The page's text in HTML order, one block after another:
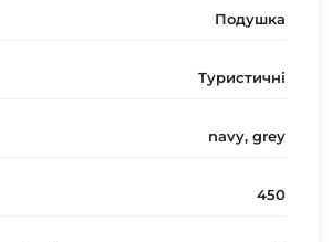
Подушка
Туристичні
navy, grey
450